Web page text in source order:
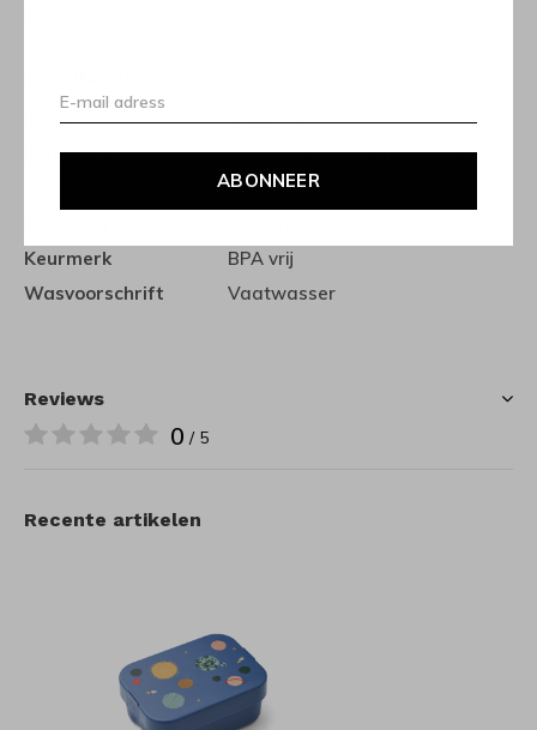
ABONNEER
Kleur
Universe
Materiaal
100% polypropylene / 100%
Tritan
Keurmerk
BPA vrij
Wasvoorschrift
Vaatwasser
Reviews
0 / 5
Recente artikelen